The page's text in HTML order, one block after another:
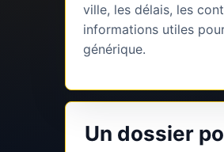
ville, les délais, les
informations utiles
générique.
Un dossier